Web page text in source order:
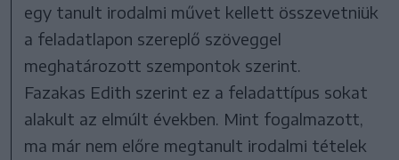
egy tanult irodalmi művet kellett összevetniük
a feladatlapon szereplő szöveggel
meghatározott szempontok szerint.
Fazakas Edith szerint ez a feladattípus sokat
alakult az elmúlt években. Mint fogalmazott,
ma már nem előre megtanult irodalmi tételek